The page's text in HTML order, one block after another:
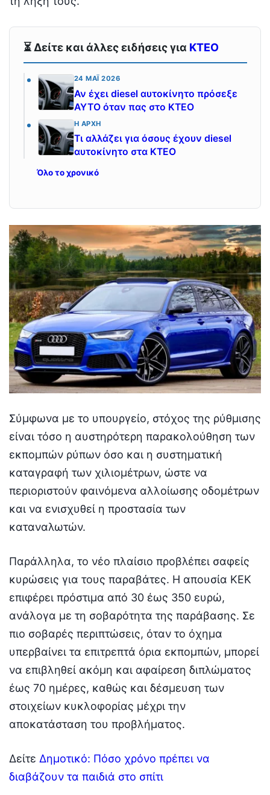
⏳ Δείτε και άλλες ειδήσεις για ΚΤΕΟ
24 ΜΆΙ 2026
Αν έχει diesel αυτοκίνητο πρόσεξε
ΑΥΤΟ όταν πας στο ΚΤΕΟ
Η ΑΡΧΉ
Τι αλλάζει για όσους έχουν diesel
αυτοκίνητο στα ΚΤΕΟ
Όλο το χρονικό
Σύμφωνα με το υπουργείο, στόχος της ρύθμισης
είναι τόσο η αυστηρότερη παρακολούθηση των
εκπομπών ρύπων όσο και η συστηματική
καταγραφή των χιλιομέτρων, ώστε να
περιοριστούν φαινόμενα αλλοίωσης οδομέτρων
και να ενισχυθεί η προστασία των
καταναλωτών.
Παράλληλα, το νέο πλαίσιο προβλέπει σαφείς
κυρώσεις για τους παραβάτες. Η απουσία ΚΕΚ
επιφέρει πρόστιμα από 30 έως 350 ευρώ,
ανάλογα με τη σοβαρότητα της παράβασης. Σε
πιο σοβαρές περιπτώσεις, όταν το όχημα
υπερβαίνει τα επιτρεπτά όρια εκπομπών, μπορεί
να επιβληθεί ακόμη και αφαίρεση διπλώματος
έως 70 ημέρες, καθώς και δέσμευση των
στοιχείων κυκλοφορίας μέχρι την
αποκατάσταση του προβλήματος.
Δείτε Δημοτικό: Πόσο χρόνο πρέπει να
διαβάζουν τα παιδιά στο σπίτι